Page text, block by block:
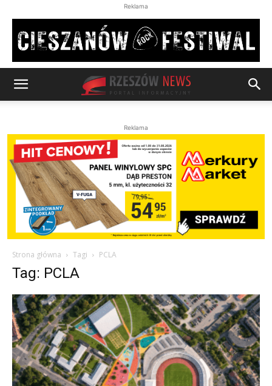
Reklama
Reklama
Strona główna Tagi PCLA
Tag: PCLA